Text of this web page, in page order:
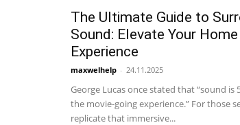
The Ultimate Guide to
Sound: Elevate Your
Experience
maxwelhelp - 24.11.2025
George Lucas once stated that “sound is
the movie-going experience.” For those
replicate that immersive...